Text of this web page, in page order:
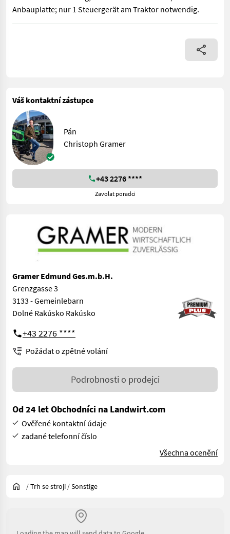
Anbauplatte; nur 1 Steuergerät am Traktor notwendig.
Vorführgerät; Walzenentlauber mit Joystick, Reversierbar,
Váš kontaktní zástupce
Pán
Christoph Gramer
+43 2276 ****
Zavolat poradci
Gramer Edmund Ges.m.b.H.
Grenzgasse 3
3133 - Gemeinlebarn
Dolné Rakúsko Rakúsko
+43 2276 ****
Požádat o zpětné volání
Podrobnosti o prodejci
Od 24 let Obchodníci na Landwirt.com
Ověřené kontaktní údaje
zadané telefonní číslo
Všechna ocenění
/Trh se stroji /Sonstige